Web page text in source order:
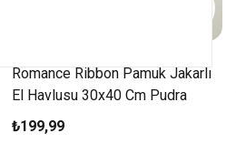
Romance Ribbon Pamuk Jakarlı
El Havlusu 30x40 Cm Pudra
₺199,99